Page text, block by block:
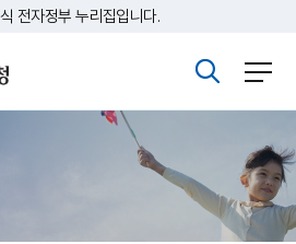
주메뉴바로가기
본문바로가기
전자정부 누리집입니다.